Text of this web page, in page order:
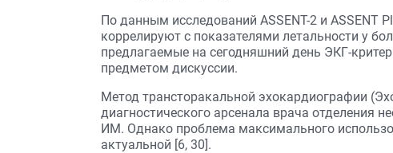
По данным исследований ASSENT-2 и ASSENT
коррелируют с показателями летальности у
предлагаемые на сегодняшний день ЭКГ-
предметом дискуссии.
Метод трансторакальной эхокардиографии
диагностического арсенала врача отделения
ИМ. Однако проблема максимального
актуальной [6, 30].